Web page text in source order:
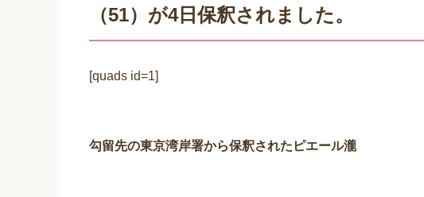
（51）が4日保釈されました。
[quads id=1]
勾留先の東京湾岸署から保釈されたピエール瀧